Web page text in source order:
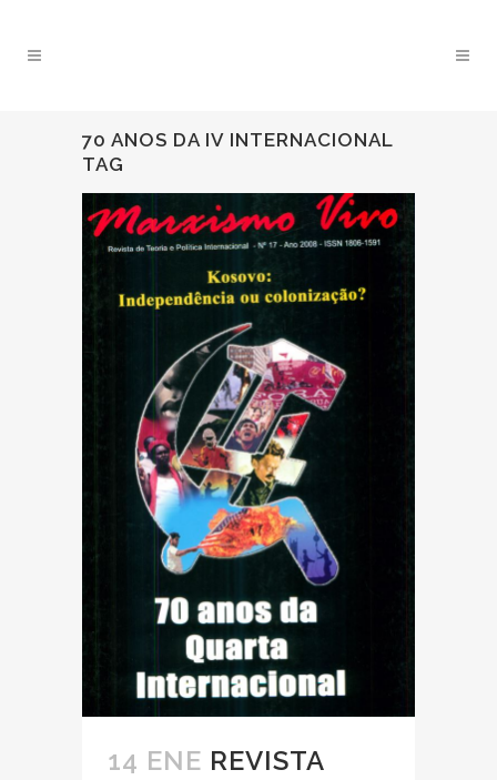
70 ANOS DA IV INTERNACIONAL
TAG
14 ENE REVISTA